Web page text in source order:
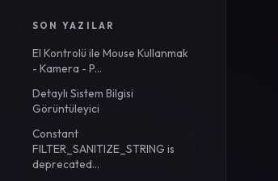
SON YAZILAR
El Kontrolü ile Mouse Kullanmak
- Kamera - P...
Detaylı Sistem Bilgisi
Görüntüleyici
Constant
FILTER_SANITIZE_STRING is
deprecated...